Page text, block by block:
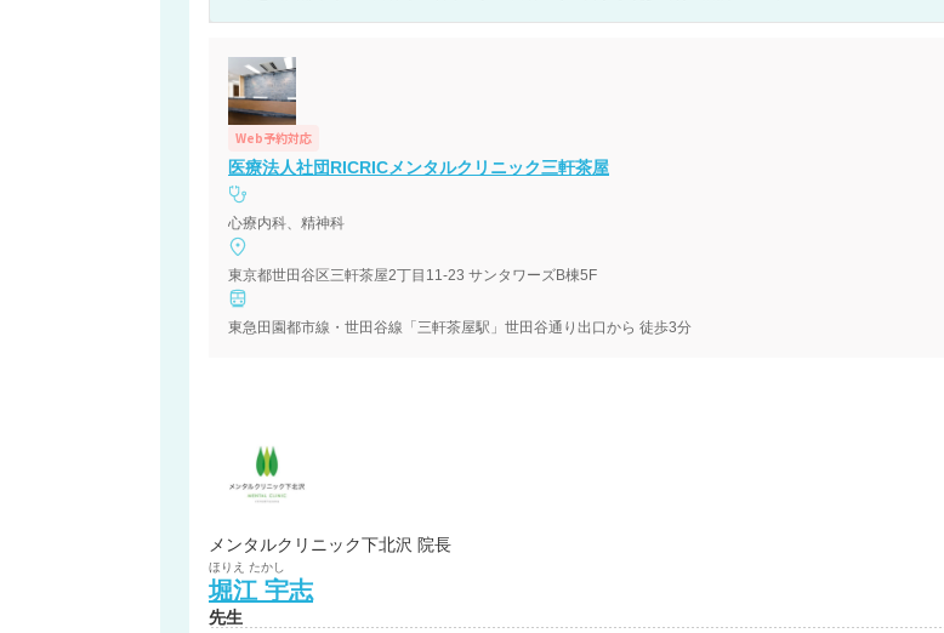
Web予約対応
医療法人社団RICRICメンタルクリニック三軒茶屋
心療内科、精神科
東京都世田谷区三軒茶屋2丁目11-23 サンタワーズB棟5F
東急田園都市線・世田谷線「三軒茶屋駅」世田谷通り出口から 徒歩3分
メンタルクリニック下北沢 院長
ほりえ たかし
堀江 宇志
先生